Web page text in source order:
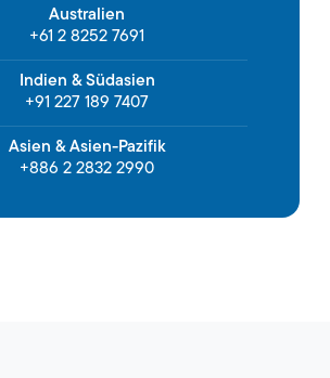
Australien
+61 2 8252 7691
Indien & Südasien
+91 227 189 7407
Asien & Asien-Pazifik
+886 2 2832 2990